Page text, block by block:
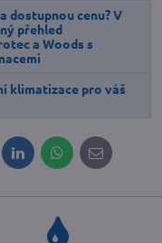
dostupnou cenu? V
přehled
a Woods s
klimatizace pro váš
LinkedInWhatsApp
E-
mail